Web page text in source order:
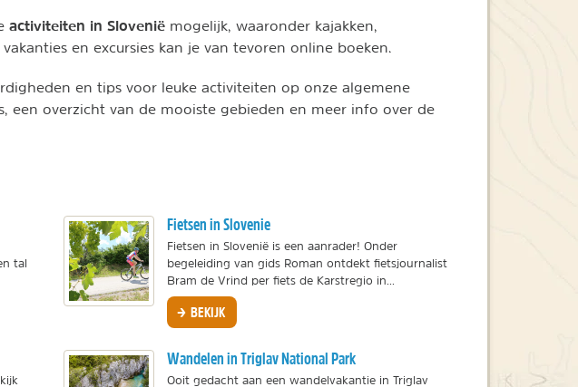
activiteiten in Slovenië mogelijk, waaronder kajakken,
en excursies kan je van tevoren online boeken.
en tips voor leuke activiteiten op onze algemene
een overzicht van de mooiste gebieden en meer info over de
tal
Fietsen in Slovenie
Fietsen in Slovenië is een aanrader! Onder
begeleiding van gids Roman ontdekt fietsjournalist
Bram de Vrind per fiets de Karstregio in...
BEKIJK
Wandelen in Triglav National Park
Ooit gedacht aan een wandelvakantie in Triglav